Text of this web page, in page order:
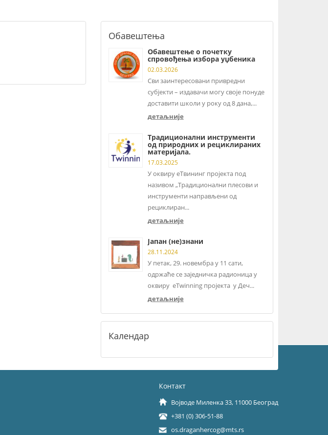
Обавештења
Обавештење о почетку
спровођења избора уџбеника
02.03.2026
Сви заинтересовани привредни
субјекти – издавачи могу своје понуде
доставити школи у року од 8 дана,...
детаљније
Традиционални инструменти
од природних и рециклираних
материјала.
17.03.2025
У оквиру еТвининг пројекта под
називом „Традиционални плесови и
инструменти направљени од
рециклиран...
детаљније
Јапан (не)знани
28.11.2024
У петак, 29. новембра у 11 сати,
одржаће се заједничка радионица у
оквиру eTwinning пројекта у Деч...
детаљније
Календар
Контакт
Војводе Миленка 33, 11000 Београд
+381 (0) 306-51-88
os.draganhercog@mts.rs